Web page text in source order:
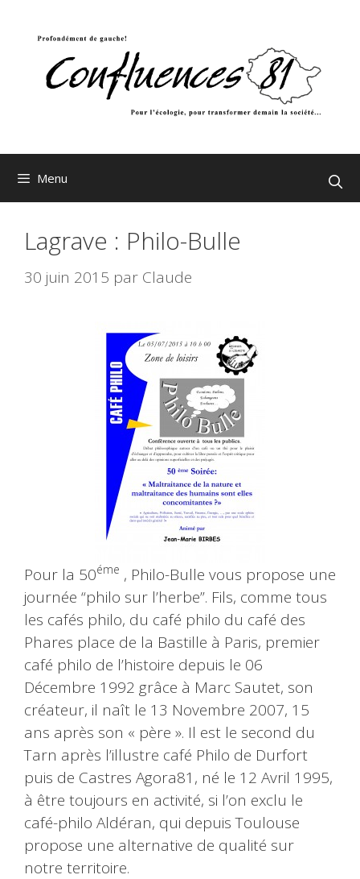
Menu
Lagrave : Philo-Bulle
30 juin 2015 par Claude
Pour la 50éme , Philo-Bulle vous propose une
journée “philo sur l’herbe”. Fils, comme tous
les cafés philo, du café philo du café des
Phares place de la Bastille à Paris, premier
café philo de l’histoire depuis le 06
Décembre 1992 grâce à Marc Sautet, son
créateur, il naît le 13 Novembre 2007, 15
ans après son « père ». Il est le second du
Tarn après l’illustre café Philo de Durfort
puis de Castres Agora81, né le 12 Avril 1995,
à être toujours en activité, si l’on exclu le
café-philo Aldéran, qui depuis Toulouse
propose une alternative de qualité sur
notre territoire.